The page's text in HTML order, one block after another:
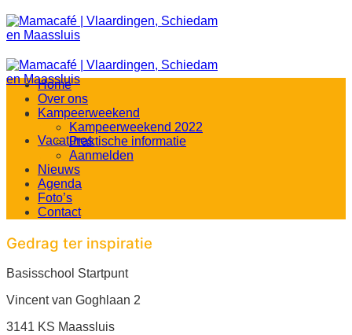
Ga
naar
inhoud
Vacatures
Home
Over ons
Kampeerweekend
Kampeerweekend 2022
Praktische informatie
Aanmelden
Nieuws
Agenda
Foto’s
Contact
Gedrag ter inspiratie
Basisschool Startpunt
Vincent van Goghlaan 2
3141 KS Maassluis